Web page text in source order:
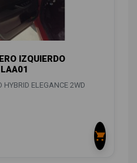
IZQUIERDO
ELEGANCE 2WD